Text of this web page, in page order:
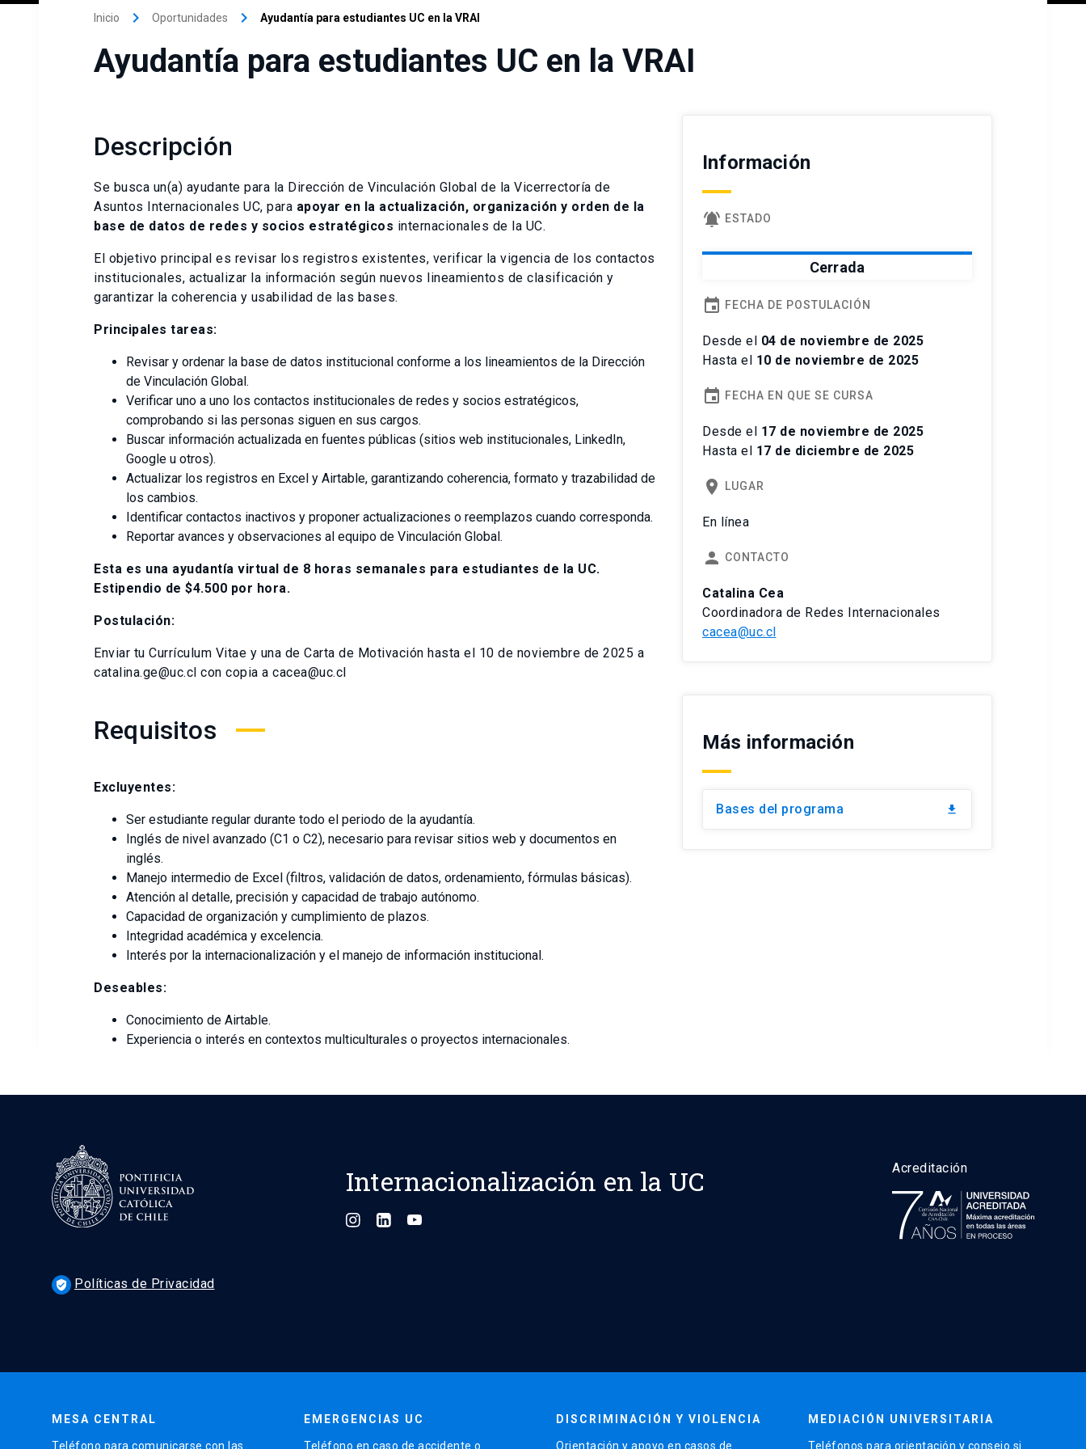
Inicio keyboard_arrow_right Oportunidades keyboard_arrow_right Ayudantía para estudiantes UC en la VRAI
Ayudantía para estudiantes UC en la VRAI
Descripción
Se busca un(a) ayudante para la Dirección de Vinculación Global de la Vicerrectoría de
Asuntos Internacionales UC, para apoyar en la actualización, organización y orden de la
base de datos de redes y socios estratégicos internacionales de la UC.
El objetivo principal es revisar los registros existentes, verificar la vigencia de los contactos
institucionales, actualizar la información según nuevos lineamientos de clasificación y
garantizar la coherencia y usabilidad de las bases.
Principales tareas:
Revisar y ordenar la base de datos institucional conforme a los lineamientos de la Dirección
de Vinculación Global.
Verificar uno a uno los contactos institucionales de redes y socios estratégicos,
comprobando si las personas siguen en sus cargos.
Buscar información actualizada en fuentes públicas (sitios web institucionales, LinkedIn,
Google u otros).
Actualizar los registros en Excel y Airtable, garantizando coherencia, formato y trazabilidad de
los cambios.
Identificar contactos inactivos y proponer actualizaciones o reemplazos cuando corresponda.
Reportar avances y observaciones al equipo de Vinculación Global.
Esta es una ayudantía virtual de 8 horas semanales para estudiantes de la UC.
Estipendio de $4.500 por hora.
Postulación:
Enviar tu Currículum Vitae y una de Carta de Motivación hasta el 10 de noviembre de 2025 a
catalina.ge@uc.cl con copia a cacea@uc.cl
Requisitos
Excluyentes:
Ser estudiante regular durante todo el periodo de la ayudantía.
Inglés de nivel avanzado (C1 o C2), necesario para revisar sitios web y documentos en
inglés.
Manejo intermedio de Excel (filtros, validación de datos, ordenamiento, fórmulas básicas).
Atención al detalle, precisión y capacidad de trabajo autónomo.
Capacidad de organización y cumplimiento de plazos.
Integridad académica y excelencia.
Interés por la internacionalización y el manejo de información institucional.
Deseables:
Conocimiento de Airtable.
Experiencia o interés en contextos multiculturales o proyectos internacionales.
Información
notifications_active ESTADO
Cerrada
event FECHA DE POSTULACIÓN
Desde el 04 de noviembre de 2025
Hasta el 10 de noviembre de 2025
event FECHA EN QUE SE CURSA
Desde el 17 de noviembre de 2025
Hasta el 17 de diciembre de 2025
place LUGAR
En línea
person CONTACTO
Catalina Cea
Coordinadora de Redes Internacionales
cacea@uc.cl
Más información
Bases del programa file_download
Internacionalización en la UC Acreditación
verified_user Políticas de Privacidad
MESA CENTRAL
Teléfono para comunicarse con las
EMERGENCIAS UC
Teléfono en caso de accidente o
DISCRIMINACIÓN Y VIOLENCIA
Orientación y apoyo en casos de
MEDIACIÓN UNIVERSITARIA
Teléfonos para orientación y consejo si